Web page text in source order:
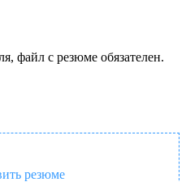
файл с резюме обязателен.
резюме